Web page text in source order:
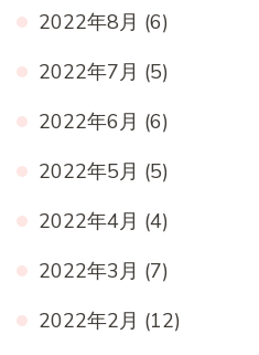
2022年8月 (6)
2022年7月 (5)
2022年6月 (6)
2022年5月 (5)
2022年4月 (4)
2022年3月 (7)
2022年2月 (12)